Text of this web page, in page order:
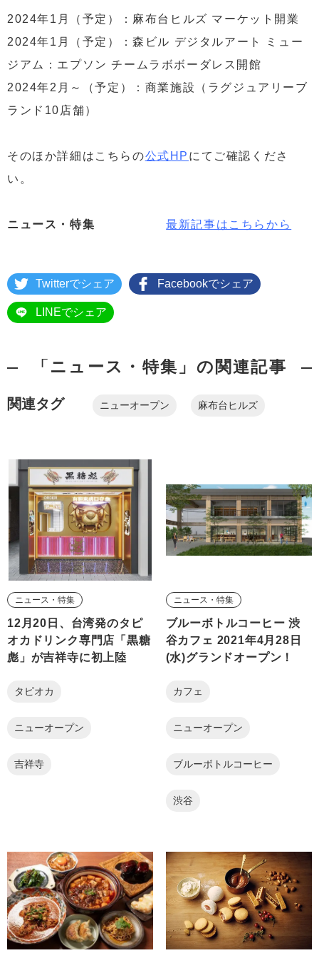
2024年1月（予定）：麻布台ヒルズ マーケット開業
2024年1月（予定）：森ビル デジタルアート ミュー
ジアム：エプソン チームラボボーダレス開館
2024年2月～（予定）：商業施設（ラグジュアリーブ
ランド10店舗）
そのほか詳細はこちらの公式HP にてご確認くださ
い。
ニュース・特集 最新記事はこちらから
Twitterでシェア Facebookでシェア
LINEでシェア
「ニュース・特集」の関連記事
関連タグ ニューオープン 麻布台ヒルズ
ニュース・特集
12月20日、台湾発のタピ
オカドリンク専門店「黒糖
彪」が吉祥寺に初上陸
タピオカ
ニューオープン
吉祥寺
ニュース・特集
ブルーボトルコーヒー 渋
谷カフェ 2021年4月28日
(水)グランドオープン！
カフェ
ニューオープン
ブルーボトルコーヒー
渋谷